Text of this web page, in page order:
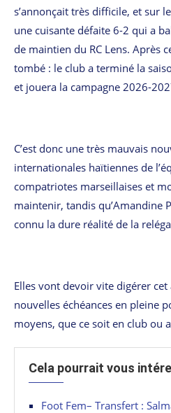
s’annonçait très difficile, et sur
une cuisante défaite 6-2 qui a
de maintien du RC Lens. Après
tombé : le club a terminé la
et jouera la campagne 2026-
C’est donc une très mauvais
internationales haïtiennes de
compatriotes marseillaises et
maintenir, tandis qu’Amandine
connu la dure réalité de la
Elles vont devoir vite digérer cet
nouvelles échéances en pleine
moyens, que ce soit en club ou
Cela pourrait vous
Foot Fem– Transfert :